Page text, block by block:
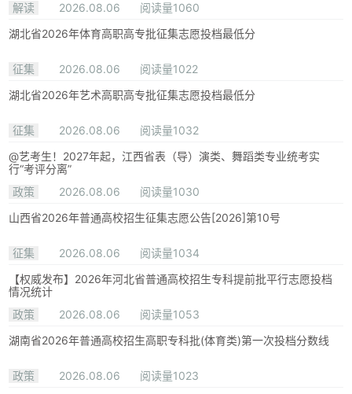
解读 2026.08.06
阅读量1060
湖北省2026年体育高职高专批征集志愿投档最低分
征集 2026.08.06
阅读量1022
湖北省2026年艺术高职高专批征集志愿投档最低分
征集 2026.08.06
阅读量1032
@艺考生！2027年起，江西省表（导）演类、舞蹈类专业统考实
行“考评分离”
政策
2026.08.06
阅读量1030
山西省2026年普通高校招生征集志愿公告[2026]第10号
征集 2026.08.06
阅读量1034
【权威发布】2026年河北省普通高校招生专科提前批平行志愿投档
情况统计
政策
2026.08.06
阅读量1053
湖南省2026年普通高校招生高职专科批(体育类)第一次投档分数线
政策 2026.08.06
阅读量1023